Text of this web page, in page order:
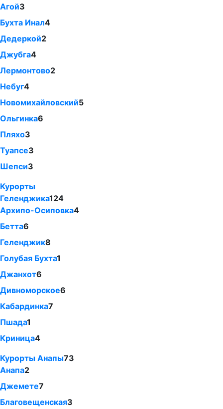
Агой3
Бухта Инал4
Дедеркой2
Джубга4
Лермонтово2
Небуг4
Новомихайловский5
Ольгинка6
Пляхо3
Туапсе3
Шепси3
Курорты
Геленджика124
Архипо-Осиповка4
Бетта6
Геленджик8
Голубая Бухта1
Джанхот6
Дивноморское6
Кабардинка7
Пшада1
Криница4
Курорты Анапы73
Анапа2
Джемете7
Благовещенская3